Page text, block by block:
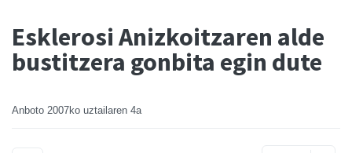
Esklerosi Anizkoitzaren alde
bustitzera gonbita egin dute
Anboto 2007ko uztailaren 4a